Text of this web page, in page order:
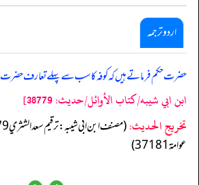
اردو ترجمہ
حضرت حکم فرماتے ہیں کہ کوفہ کا سب سے پہلے تعارف حضرت
ابن ابي شيبه/كتاب الأوائل/حدیث: 38779]
تخریج الحدیث:
عوامة 37181)